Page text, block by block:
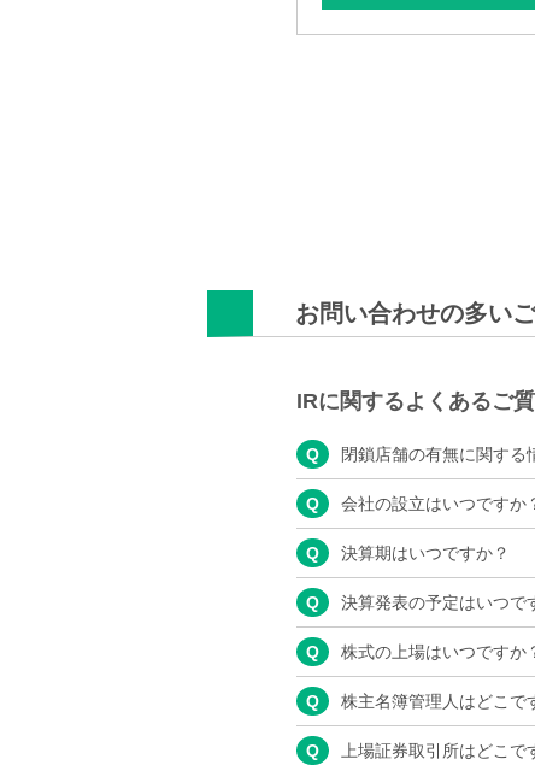
お問い合わせの多い
IRに関するよくあるご
Q 閉鎖店舗の有無に関する
Q 会社の設立はいつですか
Q 決算期はいつですか？
Q 決算発表の予定はいつで
Q 株式の上場はいつですか
Q 株主名簿管理人はどこで
Q 上場証券取引所はどこで